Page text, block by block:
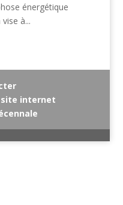
énergétique
à...
site internet